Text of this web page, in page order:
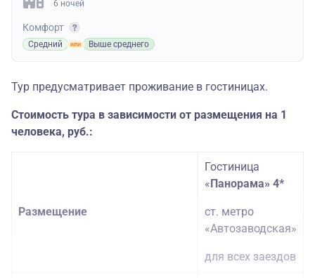
6 ночей
Комфорт
Средний Выше среднего
Тур предусматривает проживание в гостиницах.
Стоимость тура в зависимости от размещения на 1
человека, руб.:
Размещение
Гостиница
« Панорама» 4*
ст. метро
«Автозаводская»
для всех заездов